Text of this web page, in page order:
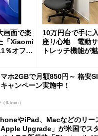
画面で楽
「Xiaomi
％オフの
10万円台で手に
座り心地 電動サ
トレッチ機能が
マホ2GBで月額850円～ 格安
ャンペーン実施中！
IIJmio）
やiPad、Macなどのリー
Apple Upgrade」が米国でス